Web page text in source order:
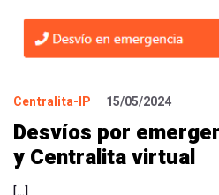
Centralita-IP 15/05/2024
Desvíos por
y Centralita virtual